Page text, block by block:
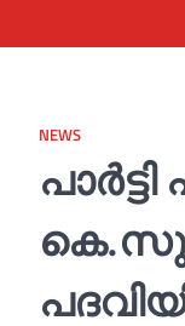
NEWS